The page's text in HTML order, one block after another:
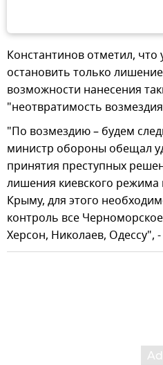
Константинов отметил,
остановить только
возможности нанесения
"неотвратимость
"По возмездию – будем
министр обороны обещал
принятия преступных
лишения киевского
Крыму, для этого
контроль все
Херсон, Николаев, Одессу",